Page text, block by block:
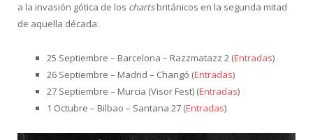
a la invasión gótica de los chartsbritánicos en la segunda mitad
de aquella década.
25 Septiembre – Barcelona – Razzmatazz 2 (Entradas)
26 Septiembre – Madrid – Changó (Entradas)
27 Septiembre – Murcia (Visor Fest) (Entradas)
1 Octubre – Bilbao – Santana 27 (Entradas)